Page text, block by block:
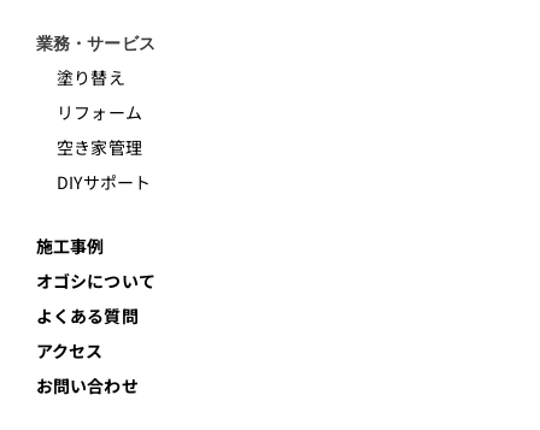
業務・サービス
塗り替え
リフォーム
空き家管理
DIYサポート
施工事例
オゴシについて
よくある質問
アクセス
お問い合わせ